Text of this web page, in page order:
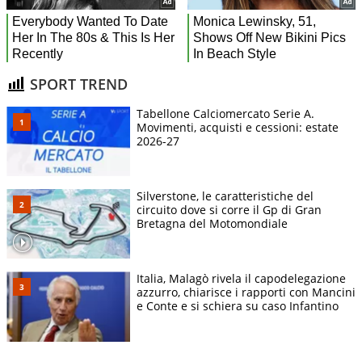
SPORT TREND
Tabellone Calciomercato Serie A.
Movimenti, acquisti e cessioni: estate
2026-27
Silverstone, le caratteristiche del
circuito dove si corre il Gp di Gran
Bretagna del Motomondiale
Italia, Malagò rivela il capodelegazione
azzurro, chiarisce i rapporti con Mancini
e Conte e si schiera su caso Infantino